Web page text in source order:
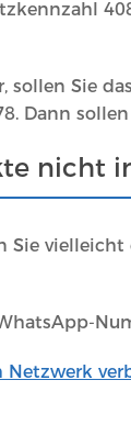
Sie
Dann sollen
nicht
Sie